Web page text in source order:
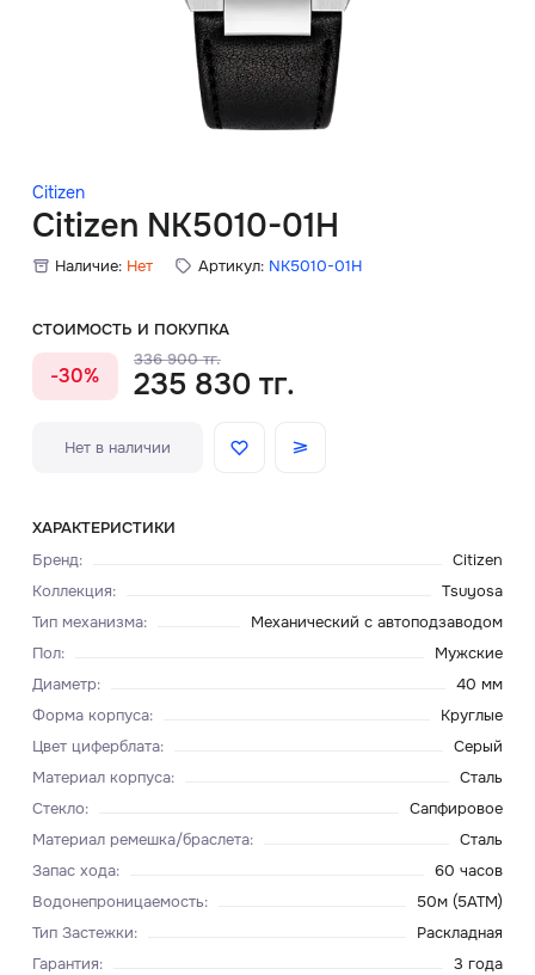
Citizen
Citizen NK5010-01H
Наличие: Нет Артикул: NK5010-01H
СТОИМОСТЬ И ПОКУПКА
-30%
336 900 тг.
235 830 тг.
Нет в наличии
ХАРАКТЕРИСТИКИ
Бренд:
Citizen
Коллекция:
Tsuyosa
Тип механизма:
Механический с автоподзаводом
Пол:
Мужские
Диаметр:
40 мм
Форма корпуса:
Круглые
Цвет циферблата:
Серый
Материал корпуса:
Сталь
Стекло:
Сапфировое
Материал ремешка/браслета:
Сталь
Запас хода:
60 часов
Водонепроницаемость:
50м (5ATM)
Тип Застежки:
Раскладная
Гарантия: 3 года
Мужские часы
Женские часы
Скидки
Главная
О нас
Доставка и оплата